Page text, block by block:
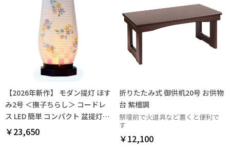
【2026年新作】 モダン提灯 ほす
み2号 ＜撫子ちらし＞ コードレ
ス LED 簡単 コンパクト 盆提灯
霊前灯
￥23,650
折りたたみ式 御供机20号 お供物
台 紫檀調
祭壇前で火道具など置くと便利で
す
￥12,100